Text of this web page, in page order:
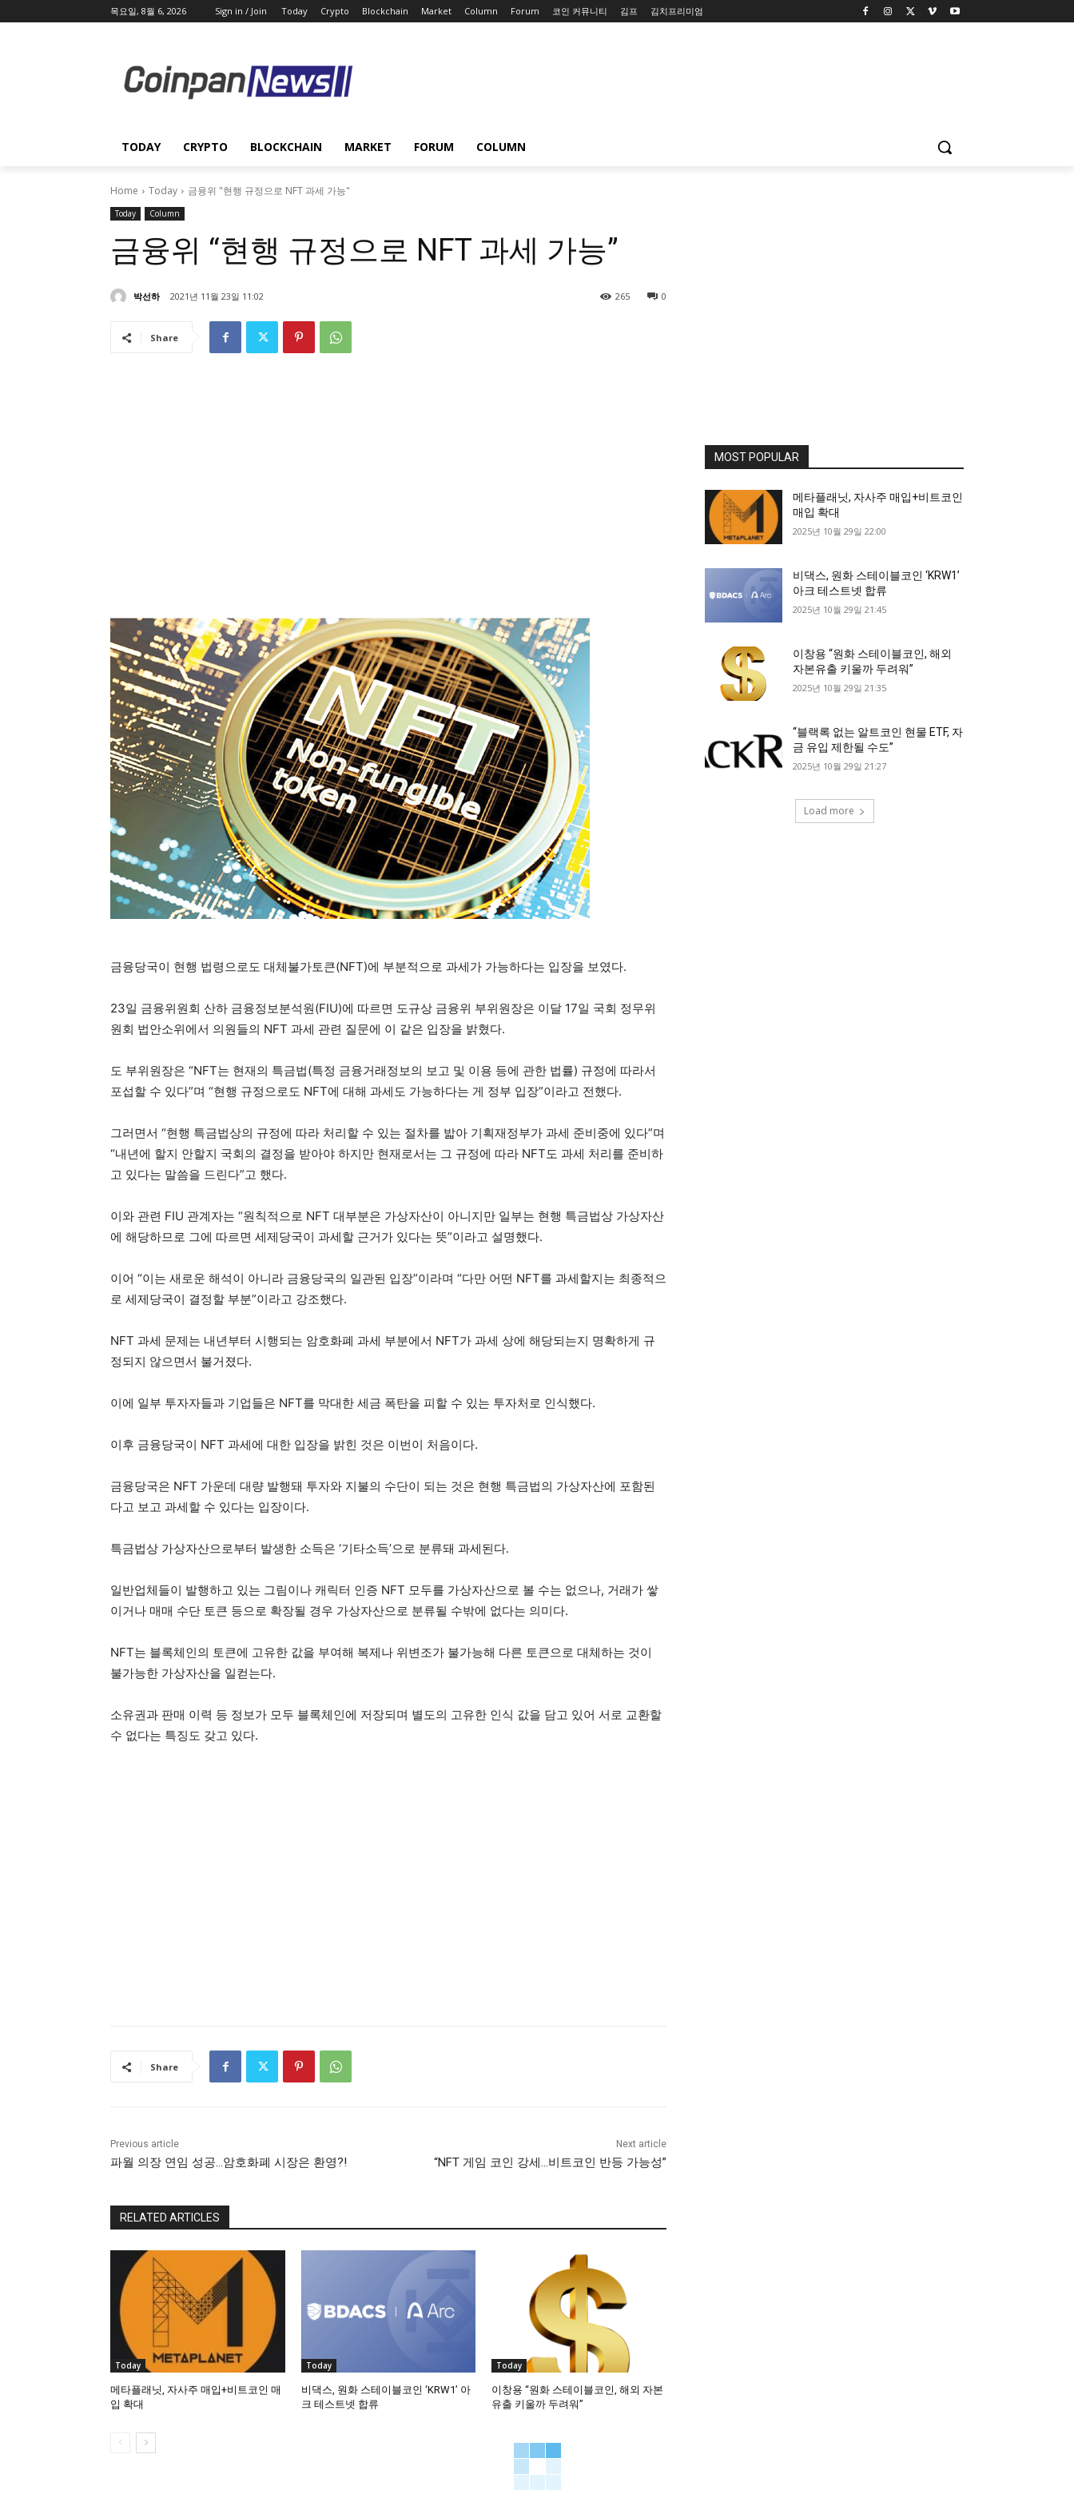
목요일, 8월 6, 2026 Sign in / Join Today Crypto Blockchain Market Column Forum 코인 커뮤니티 김프 김치프리미엄
TODAY CRYPTO BLOCKCHAIN MARKET FORUM COLUMN
Home Today 금융위 "현행 규정으로 NFT 과세 가능"
Today Column
금융위 “현행 규정으로 NFT 과세 가능”
박선하 2021년 11월 23일 11:02 0
265
Share
금융당국이 현행 법령으로도 대체불가토큰(NFT)에 부분적으로 과세가 가능하다는 입장을 보였다.
23일 금융위원회 산하 금융정보분석원(FIU)에 따르면 도규상 금융위 부위원장은 이달 17일 국회 정무위
원회 법안소위에서 의원들의 NFT 과세 관련 질문에 이 같은 입장을 밝혔다.
도 부위원장은 “NFT는 현재의 특금법(특정 금융거래정보의 보고 및 이용 등에 관한 법률) 규정에 따라서
포섭할 수 있다”며 “현행 규정으로도 NFT에 대해 과세도 가능하다는 게 정부 입장”이라고 전했다.
그러면서 “현행 특금법상의 규정에 따라 처리할 수 있는 절차를 밟아 기획재정부가 과세 준비중에 있다”며
“내년에 할지 안할지 국회의 결정을 받아야 하지만 현재로서는 그 규정에 따라 NFT도 과세 처리를 준비하
고 있다는 말씀을 드린다”고 했다.
이와 관련 FIU 관계자는 “원칙적으로 NFT 대부분은 가상자산이 아니지만 일부는 현행 특금법상 가상자산
에 해당하므로 그에 따르면 세제당국이 과세할 근거가 있다는 뜻”이라고 설명했다.
이어 “이는 새로운 해석이 아니라 금융당국의 일관된 입장”이라며 “다만 어떤 NFT를 과세할지는 최종적으
로 세제당국이 결정할 부분”이라고 강조했다.
NFT 과세 문제는 내년부터 시행되는 암호화폐 과세 부분에서 NFT가 과세 상에 해당되는지 명확하게 규
정되지 않으면서 불거졌다.
이에 일부 투자자들과 기업들은 NFT를 막대한 세금 폭탄을 피할 수 있는 투자처로 인식했다.
이후 금융당국이 NFT 과세에 대한 입장을 밝힌 것은 이번이 처음이다.
금융당국은 NFT 가운데 대량 발행돼 투자와 지불의 수단이 되는 것은 현행 특금법의 가상자산에 포함된
다고 보고 과세할 수 있다는 입장이다.
특금법상 가상자산으로부터 발생한 소득은 ‘기타소득’으로 분류돼 과세된다.
일반업체들이 발행하고 있는 그림이나 캐릭터 인증 NFT 모두를 가상자산으로 볼 수는 없으나, 거래가 쌓
이거나 매매 수단 토큰 등으로 확장될 경우 가상자산으로 분류될 수밖에 없다는 의미다.
NFT는 블록체인의 토큰에 고유한 값을 부여해 복제나 위변조가 불가능해 다른 토큰으로 대체하는 것이
불가능한 가상자산을 일컫는다.
소유권과 판매 이력 등 정보가 모두 블록체인에 저장되며 별도의 고유한 인식 값을 담고 있어 서로 교환할
수 없다는 특징도 갖고 있다.
Share
Previous article
파월 의장 연임 성공…암호화폐 시장은 환영?!
Next article
“NFT 게임 코인 강세…비트코인 반등 가능성”
RELATED ARTICLES
Today
메타플래닛, 자사주 매입+비트코인 매
입 확대
Today
비댁스, 원화 스테이블코인 ‘KRW1’ 아
크 테스트넷 합류
Today
이창용 “원화 스테이블코인, 해외 자본
유출 키울까 두려워”
MOST POPULAR
메타플래닛, 자사주 매입+비트코인
매입 확대
2025년 10월 29일 22:00
비댁스, 원화 스테이블코인 ‘KRW1’
아크 테스트넷 합류
2025년 10월 29일 21:45
이창용 “원화 스테이블코인, 해외
자본유출 키울까 두려워”
2025년 10월 29일 21:35
“블랙록 없는 알트코인 현물 ETF, 자
금 유입 제한될 수도”
2025년 10월 29일 21:27
Load more